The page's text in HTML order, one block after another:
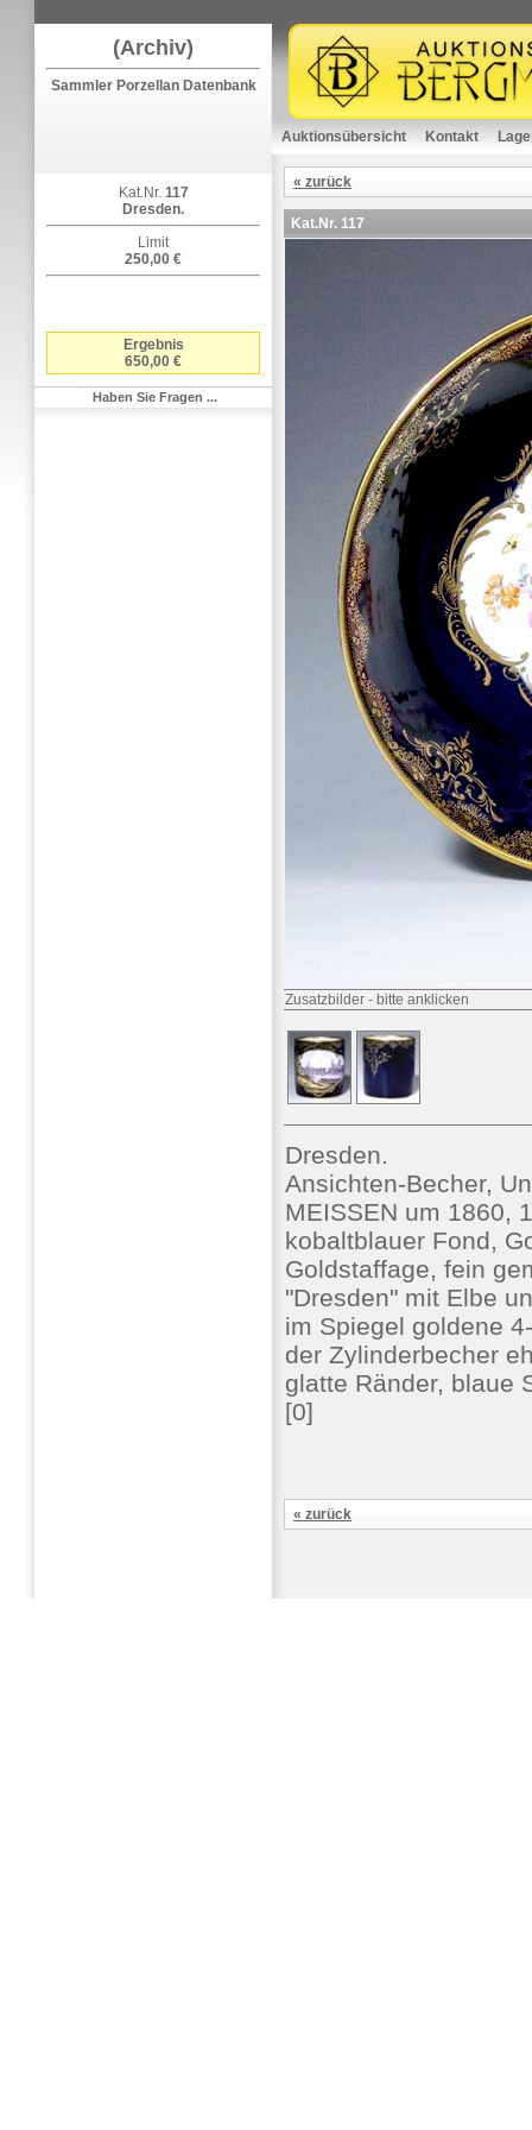
(Archiv)
Sammler Porzellan Datenbank
Kat.Nr. 117
Dresden.
Limit
250,00 €
Ergebnis
650,00 €
Haben Sie Fragen ...
Auktionsübersicht Kontakt
« zurück
Kat.Nr. 117
Zusatzbilder - bitte anklicken
Dresden.
Ansichten-Becher,
MEISSEN um 1860,
kobaltblauer Fond,
Goldstaffage, fein
"Dresden" mit Elbe
im Spiegel goldene
der Zylinderbecher
glatte Ränder, blaue
[0]
« zurück